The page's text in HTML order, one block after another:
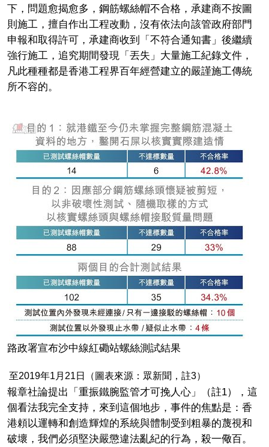
下，問題愈揭愈多，鋼筋螺絲帽不合格，承建商不按圖
則施工，擅自作出工程改動，沒有依法向該管政府部門
申報和取得許可，承建商收到「不符合通知書」後繼續
強行施工，追究期間發現「丟失」大量施工紀錄文件，
凡此種種都是香港工程界百年經營建立的嚴謹施工傳統
所不容的。
路政署宣布沙中線紅磡站螺絲測試結果
至2019年1月21日（圖表來源：眾新聞，註3）
報章社論提出「重振鐵腕監管才可挽人心」（註1），這
個看法我完全支持，來到這個地步，事件的焦點是：香
港頼以運轉和創造輝煌的系統與體制受到粗暴的蔑視和
破壞，我們必須堅決嚴懲違法亂紀的行為，殺一儆百。